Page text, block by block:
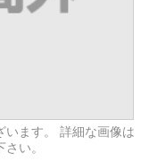
ます。 詳細な画像は
い。